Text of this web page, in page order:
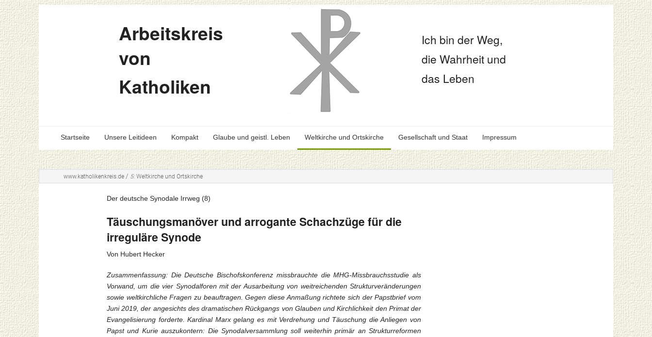
Arbeitskreis
von
Katholiken
Ich bin der Weg,
die Wahrheit und
das Leben
Startseite Unsere Leitideen Kompakt Glaube und geistl. Leben Weltkirche und Ortskirche Gesellschaft und Staat Impressum
www.katholikenkreis.de / 5: Weltkirche und Ortskirche
Der deutsche Synodale Irrweg (8)
Täuschungsmanöver und arrogante Schachzüge für die
irreguläre Synode
Von Hubert Hecker
Zusammenfassung: Die Deutsche Bischofskonferenz missbrauchte die MHG-Missbrauchsstudie als
Vorwand, um die vier Synodalforen mit der Ausarbeitung von weitreichenden Strukturveränderungen
sowie weltkirchliche Fragen zu beauftragen. Gegen diese Anmaßung richtete sich der Papstbrief vom
Juni 2019, der angesichts des dramatischen Rückgangs von Glauben und Kirchlichkeit den Primat der
Evangelisierung forderte. Kardinal Marx gelang es mit Verdrehung und Täuschung die Anliegen von
Papst und Kurie auszukontern: Die Synodalversammlung soll weiterhin primär an Strukturreformen